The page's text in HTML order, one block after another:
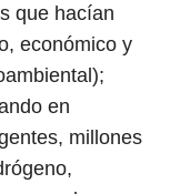
que hacían
económico y
en
millones